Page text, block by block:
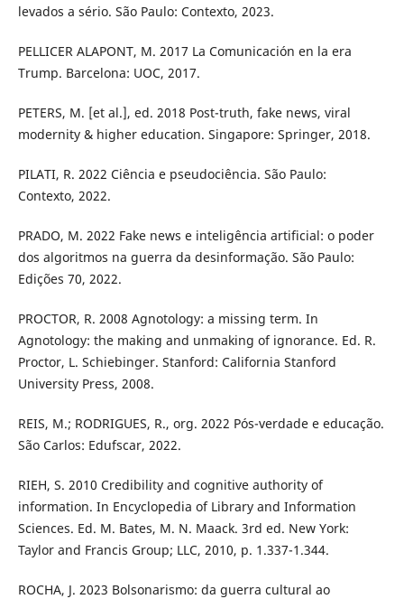
levados a sério. São Paulo: Contexto, 2023.
PELLICER ALAPONT, M. 2017 La Comunicación en la era
Trump. Barcelona: UOC, 2017.
PETERS, M. [et al.], ed. 2018 Post-truth, fake news, viral
modernity & higher education. Singapore: Springer, 2018.
PILATI, R. 2022 Ciência e pseudociência. São Paulo:
Contexto, 2022.
PRADO, M. 2022 Fake news e inteligência artificial: o poder
dos algoritmos na guerra da desinformação. São Paulo:
Edições 70, 2022.
PROCTOR, R. 2008 Agnotology: a missing term. In
Agnotology: the making and unmaking of ignorance. Ed. R.
Proctor, L. Schiebinger. Stanford: California Stanford
University Press, 2008.
REIS, M.; RODRIGUES, R., org. 2022 Pós-verdade e educação.
São Carlos: Edufscar, 2022.
RIEH, S. 2010 Credibility and cognitive authority of
information. In Encyclopedia of Library and Information
Sciences. Ed. M. Bates, M. N. Maack. 3rd ed. New York:
Taylor and Francis Group; LLC, 2010, p. 1.337-1.344.
ROCHA, J. 2023 Bolsonarismo: da guerra cultural ao